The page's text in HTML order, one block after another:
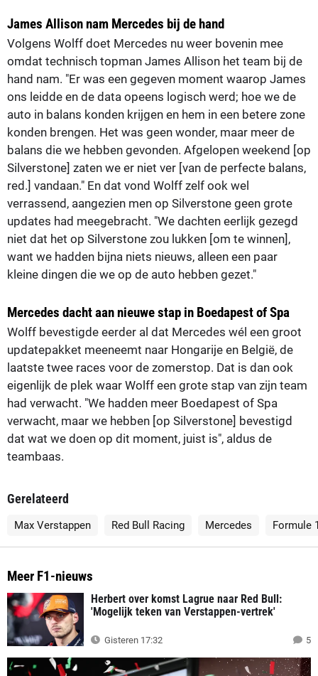
James Allison nam Mercedes bij de hand
Volgens Wolff doet Mercedes nu weer bovenin mee
omdat technisch topman James Allison het team bij de
hand nam. "Er was een gegeven moment waarop James
ons leidde en de data opeens logisch werd; hoe we de
auto in balans konden krijgen en hem in een betere zone
konden brengen. Het was geen wonder, maar meer de
balans die we hebben gevonden. Afgelopen weekend [op
Silverstone] zaten we er niet ver [van de perfecte balans,
red.] vandaan." En dat vond Wolff zelf ook wel
verrassend, aangezien men op Silverstone geen grote
updates had meegebracht. "We dachten eerlijk gezegd
niet dat het op Silverstone zou lukken [om te winnen],
want we hadden bijna niets nieuws, alleen een paar
kleine dingen die we op de auto hebben gezet."
Mercedes dacht aan nieuwe stap in Boedapest of Spa
Wolff bevestigde eerder al dat Mercedes wél een groot
updatepakket meeneemt naar Hongarije en België, de
laatste twee races voor de zomerstop. Dat is dan ook
eigenlijk de plek waar Wolff een grote stap van zijn team
had verwacht. "We hadden meer Boedapest of Spa
verwacht, maar we hebben [op Silverstone] bevestigd
dat wat we doen op dit moment, juist is", aldus de
teambaas.
Gerelateerd
Max Verstappen Red Bull Racing Mercedes Formule
Meer F1-nieuws
Herbert over komst Lagrue naar Red Bull:
'Mogelijk teken van Verstappen-vertrek'
Gisteren 17:32 5